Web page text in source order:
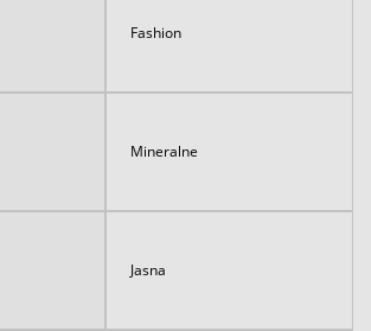
Fashion
Mineralne
Jasna